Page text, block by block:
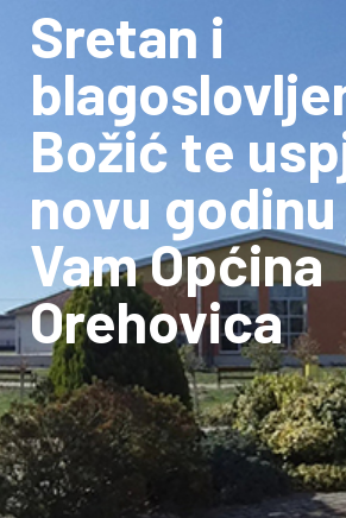
Sretan i
Božić te
novu
Vam Općina
Orehovica